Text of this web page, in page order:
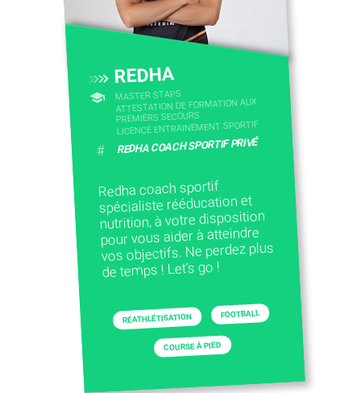
REDHA
MASTER STAPS
ATTESTATION DE FORMATION AUX
PREMIERS SECOURS
LICENCE ENTRAINEMENT SPORTIF
# REDHA COACH SPORTIF PRIVÉ
Redha coach sportif
spécialiste rééducation et
nutrition, à votre disposition
pour vous aider à atteindre
vos objectifs. Ne perdez plus
de temps ! Let’s go !
RÉATHLÉTISATION FOOTBALL
COURSE À PIED